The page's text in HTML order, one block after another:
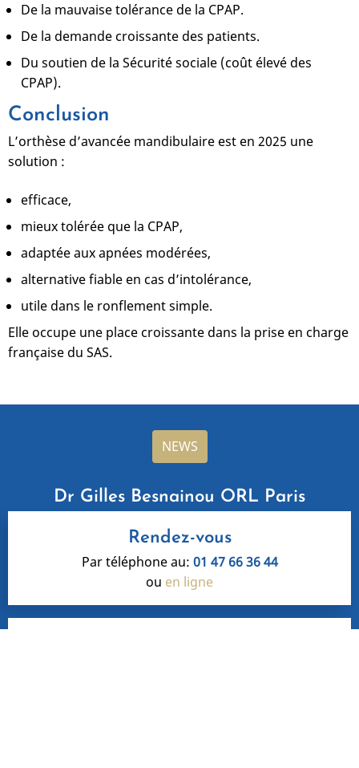
De la mauvaise tolérance de la CPAP.
De la demande croissante des patients.
Du soutien de la Sécurité sociale (coût élevé des
CPAP).
Conclusion
L’orthèse d’avancée mandibulaire est en 2025 une
solution :
efficace,
mieux tolérée que la CPAP,
adaptée aux apnées modérées,
alternative fiable en cas d’intolérance,
utile dans le ronflement simple.
Elle occupe une place croissante dans la prise en charge
française du SAS.
NEWS
Dr Gilles Besnainou ORL Paris
Rendez-vous
Par téléphone au: 01 47 66 36 44
ou en ligne